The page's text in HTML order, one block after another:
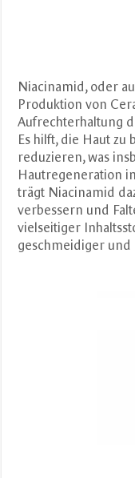
Niacinamid, oder
Produktion von
Aufrechterhaltung
Es hilft, die Haut zu
reduzieren, was
Hautregeneration
trägt Niacinamid
verbessern und
vielseitiger
geschmeidiger und